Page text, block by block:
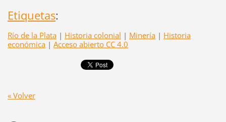
Etiquetas:
Río de la Plata | Historia colonial | Minería | Historia
económica | Acceso abierto CC 4.0
« Volver